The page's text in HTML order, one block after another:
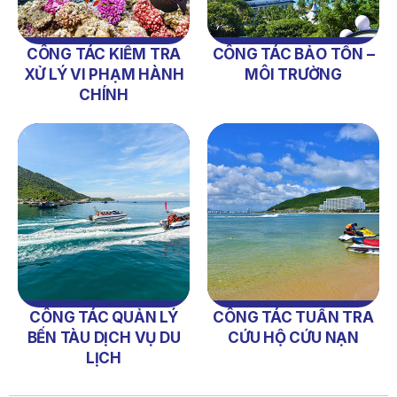
CÔNG TÁC KIỂM TRA
XỬ LÝ VI PHẠM HÀNH
CHÍNH
CÔNG TÁC BẢO TỒN –
MÔI TRƯỜNG
CÔNG TÁC QUẢN LÝ
BẾN TÀU DỊCH VỤ DU
LỊCH
CÔNG TÁC TUẦN TRA
CỨU HỘ CỨU NẠN
Thông Báo Số 641/TB-VNT Ngày 18/05/2026 Của Ban
Quản Lý Vịnh Nha Trang Về Việc Lựa Chọn Tổ Chức Đấu
Giá Tài Sản
NỘI QUY BẾN THỦY NỘI ĐỊA HÒN MUN
NỘI QUY BẾN THỦY NỘI ĐỊA BẾN TÀU DU LỊCH NHA TRANG
QUYẾT ĐỊNH 939/QĐ-VNT Về Việc Công Khai Thực Hiện
Dự Toán Thu – Chi Ngân Sách 6 Tháng Đầu Năm 2026
QUYẾT ĐỊNH 938/QĐ-VNT Về Việc Điều Chỉnh Phụ Lục Ban
Hành Kèm Theo Quyết Định Số 479/QĐ-VNT Ngày
07/04/2026
QUYẾT ĐỊNH 903/QĐ-VNT Vê Việc Công Khai Thực Hiện
Dự Toán Thu – Chi Ngân Sách Quý 2 Năm 2026
Dự Thảo Quyết Định Quy Định Cụ Thể Các Yếu Tố Để Ước
Tính Tổng Doanh Thu Phát Triển, Ước Tính Tổng Chi Phí
Theo Phương Pháp Thặng Dư Và Các Yếu Tố Ảnh Hưởng